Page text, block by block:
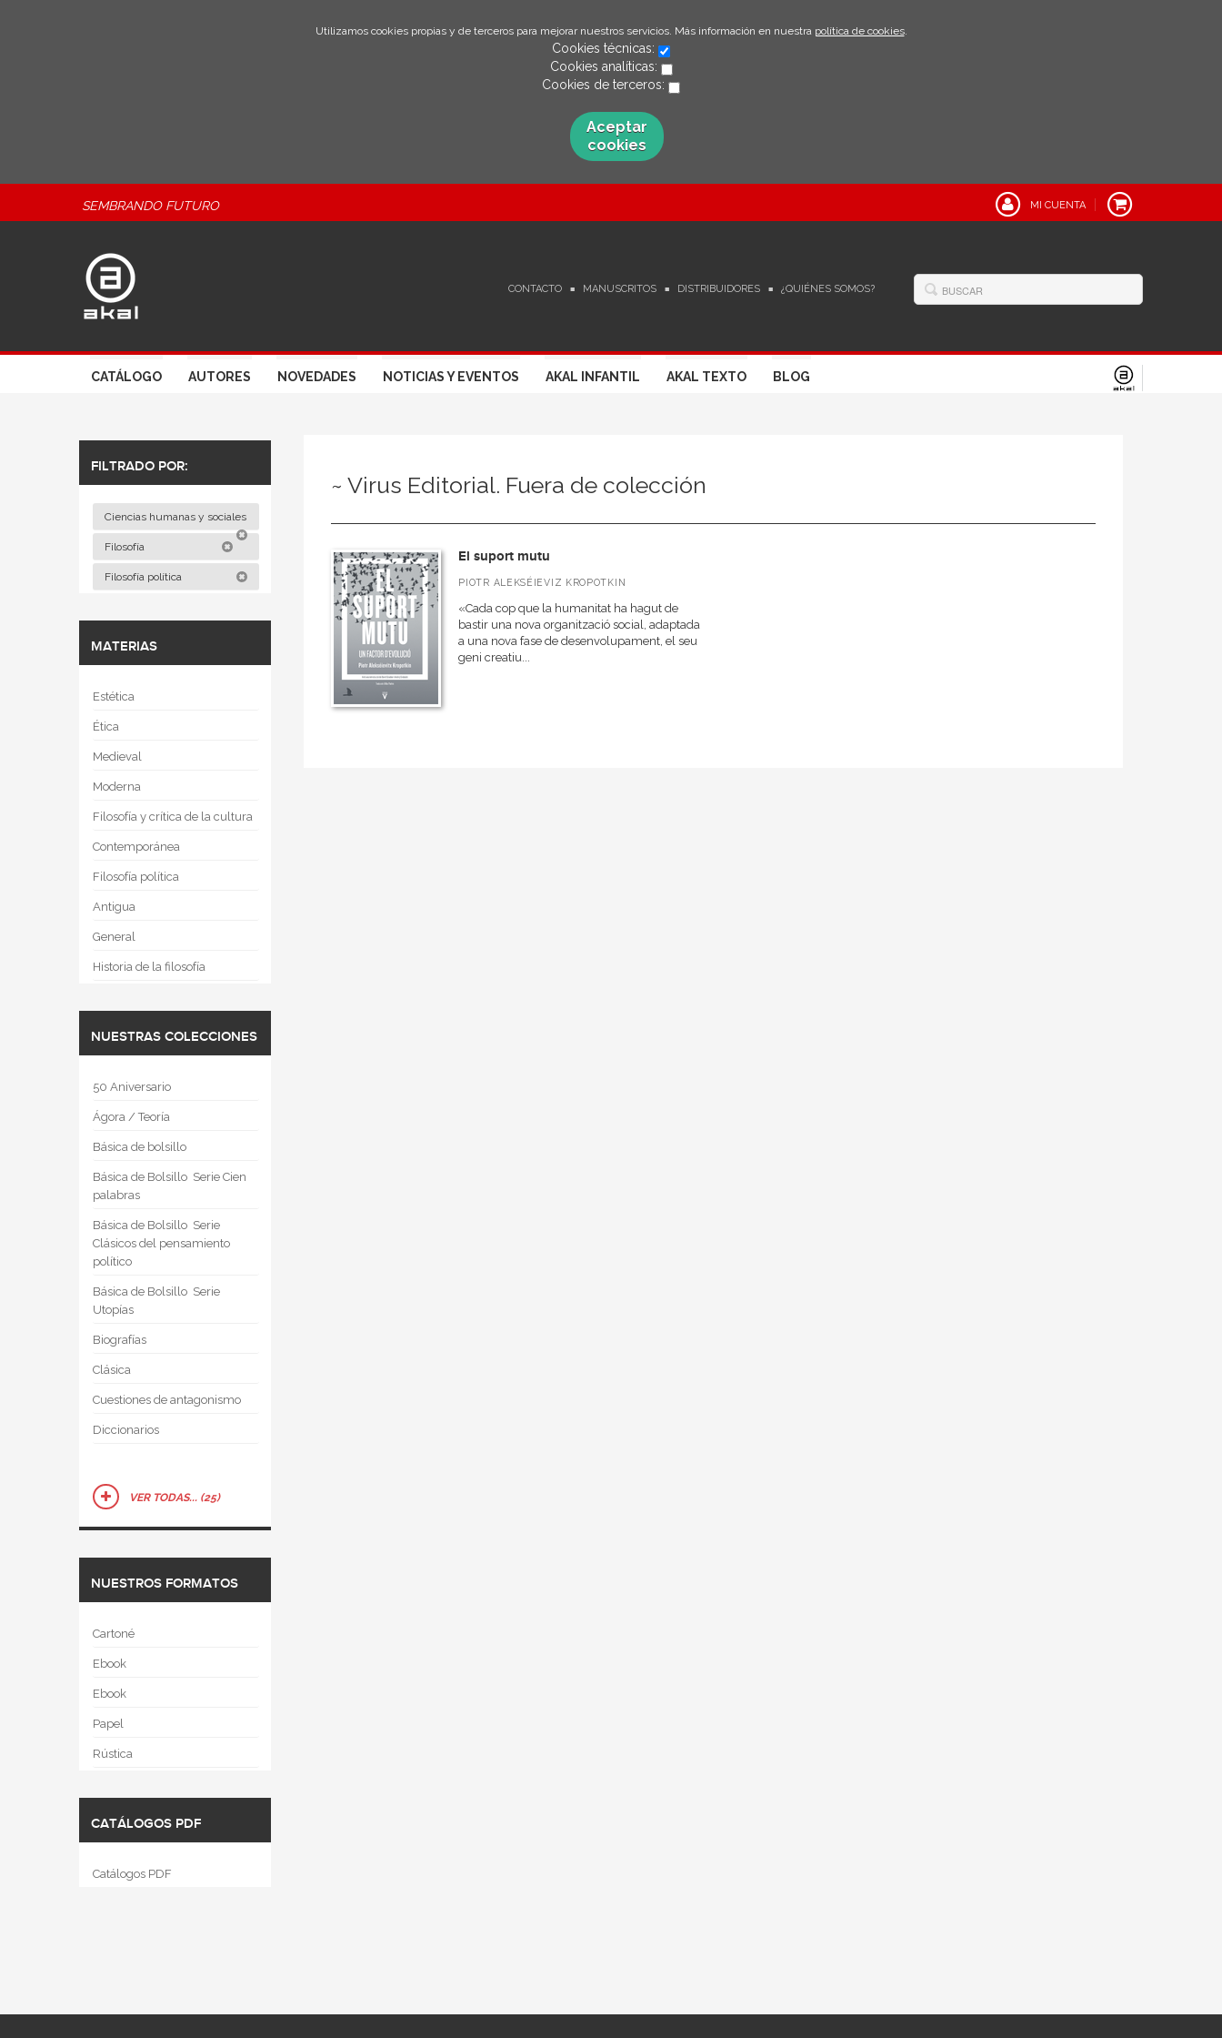
Utilizamos cookies propias y de terceros para mejorar nuestros servicios. Más información en nuestra política de cookies.
Cookies técnicas:
Cookies analíticas:
Cookies de terceros:
Aceptar
cookies
SEMBRANDO FUTURO MI CUENTA
CONTACTO MANUSCRITOS DISTRIBUIDORES ¿QUIÉNES SOMOS?
CATÁLOGO AUTORES NOVEDADES NOTICIAS Y EVENTOS AKAL INFANTIL AKAL TEXTO BLOG
FILTRADO POR:
Ciencias humanas y sociales
Filosofía
Filosofía política
MATERIAS
Estética
Ética
Medieval
Moderna
Filosofía y crítica de la cultura
Contemporánea
Filosofía política
Antigua
General
Historia de la filosofía
NUESTRAS COLECCIONES
50 Aniversario
Ágora / Teoría
Básica de bolsillo
Básica de Bolsillo  Serie Cien
palabras
Básica de Bolsillo  Serie
Clásicos del pensamiento
político
Básica de Bolsillo  Serie
Utopías
Biografías
Clásica
Cuestiones de antagonismo
Diccionarios
VER TODAS... (25)
NUESTROS FORMATOS
Cartoné
Ebook
Ebook
Papel
Rústica
CATÁLOGOS PDF
Catálogos PDF
~ Virus Editorial. Fuera de colección
El suport mutu
PIOTR ALEKSÉIEVIZ KROPOTKIN
«Cada cop que la humanitat ha hagut de
bastir una nova organització social, adaptada
a una nova fase de desenvolupament, el seu
geni creatiu...